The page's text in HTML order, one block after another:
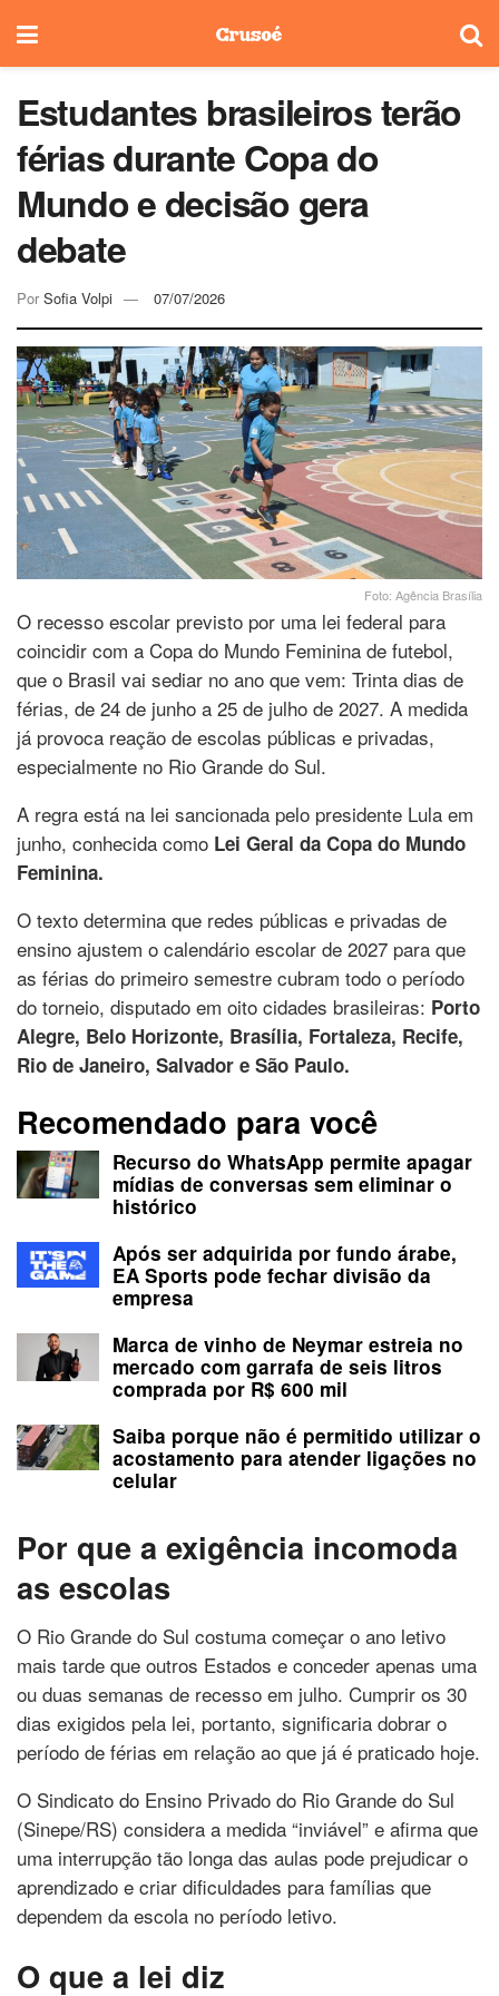
Estudantes brasileiros terão
férias durante Copa do
Mundo e decisão gera
debate
Por Sofia Volpi 07/07/2026
Foto: Agência Brasília
O recesso escolar previsto por uma lei federal para
coincidir com a Copa do Mundo Feminina de futebol,
que o Brasil vai sediar no ano que vem: Trinta dias de
férias, de 24 de junho a 25 de julho de 2027. A medida
já provoca reação de escolas públicas e privadas,
especialmente no Rio Grande do Sul.
A regra está na lei sancionada pelo presidente Lula em
junho, conhecida como Lei Geral da Copa do Mundo
Feminina.
O texto determina que redes públicas e privadas de
ensino ajustem o calendário escolar de 2027 para que
as férias do primeiro semestre cubram todo o período
do torneio, disputado em oito cidades brasileiras: Porto
Alegre, Belo Horizonte, Brasília, Fortaleza, Recife,
Rio de Janeiro, Salvador e São Paulo.
Recomendado para você
Recurso do WhatsApp permite apagar
mídias de conversas sem eliminar o
histórico
Após ser adquirida por fundo árabe,
EA Sports pode fechar divisão da
empresa
Marca de vinho de Neymar estreia no
mercado com garrafa de seis litros
comprada por R$ 600 mil
Saiba porque não é permitido utilizar o
acostamento para atender ligações no
celular
Por que a exigência incomoda
as escolas
O Rio Grande do Sul costuma começar o ano letivo
mais tarde que outros Estados e conceder apenas uma
ou duas semanas de recesso em julho. Cumprir os 30
dias exigidos pela lei, portanto, significaria dobrar o
período de férias em relação ao que já é praticado hoje.
O Sindicato do Ensino Privado do Rio Grande do Sul
(Sinepe/RS) considera a medida “inviável” e afirma que
uma interrupção tão longa das aulas pode prejudicar o
aprendizado e criar dificuldades para famílias que
dependem da escola no período letivo.
O que a lei diz